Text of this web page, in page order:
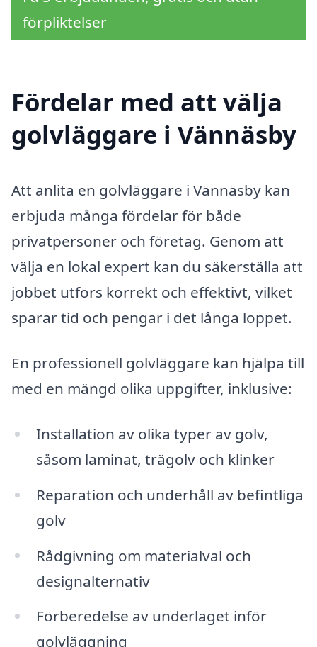
förpliktelser
Fördelar med att välja
golvläggare i Vännäsby
Att anlita en golvläggare i Vännäsby kan
erbjuda många fördelar för både
privatpersoner och företag. Genom att
välja en lokal expert kan du säkerställa att
jobbet utförs korrekt och effektivt, vilket
sparar tid och pengar i det långa loppet.
En professionell golvläggare kan hjälpa till
med en mängd olika uppgifter, inklusive:
Installation av olika typer av golv,
såsom laminat, trägolv och klinker
Reparation och underhåll av befintliga
golv
Rådgivning om materialval och
designalternativ
Förberedelse av underlaget inför
golvläggning